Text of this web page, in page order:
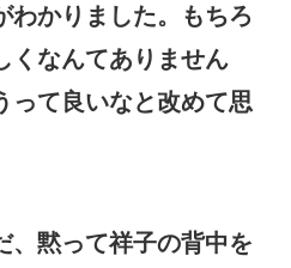
わかりました。もちろ
くなんてありません
って良いなと改めて思
、黙って祥子の背中を